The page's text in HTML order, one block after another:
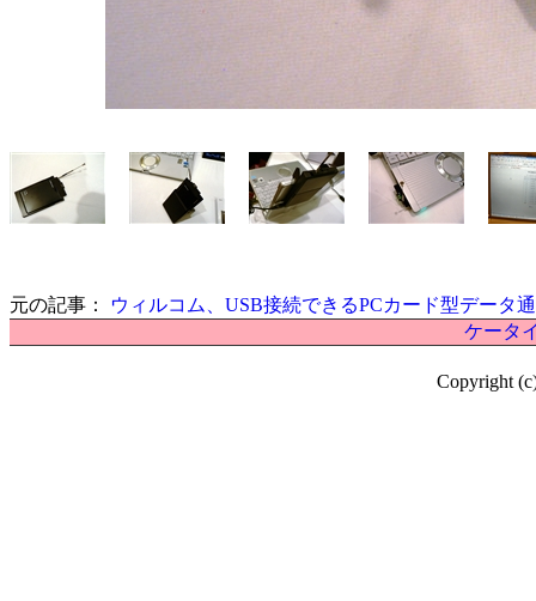
元の記事：
ウィルコム、USB接続できるPCカード型データ
ケータ
Copyright